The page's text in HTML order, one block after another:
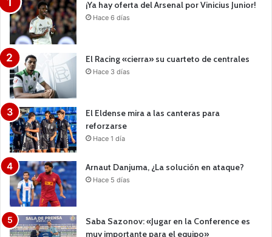
¡Ya hay oferta del Arsenal por Vinicius Junior!
Hace 6 días
El Racing «cierra» su cuarteto de centrales
Hace 3 días
El Eldense mira a las canteras para
reforzarse
Hace 1 día
Arnaut Danjuma, ¿La solución en ataque?
Hace 5 días
Saba Sazonov: «Jugar en la Conference es
muy importante para el equipo»